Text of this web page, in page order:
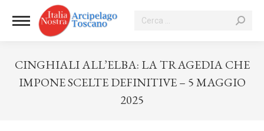
Cerca:
CINGHIALI ALL’ELBA: LA TRAGEDIA CHE
IMPONE SCELTE DEFINITIVE – 5 MAGGIO
2025